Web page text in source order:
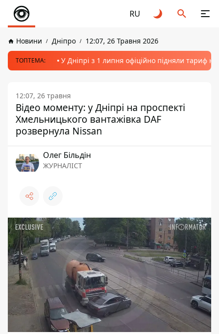
RU
Новини Дніпро 12:07, 26 Травня 2026
ТОПТЕМА: У Дніпрі з 1 липня офіційно підняли тариф
12:07, 26 травня
Відео моменту: у Дніпрі на проспекті
Хмельницького вантажівка DAF
розвернула Nissan
Олег Більдін
ЖУРНАЛІСТ